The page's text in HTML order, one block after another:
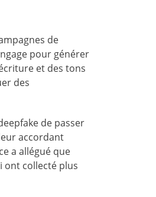
de
pour générer
et des tons
des
de passer
accordant
a allégué que
ont collecté plus